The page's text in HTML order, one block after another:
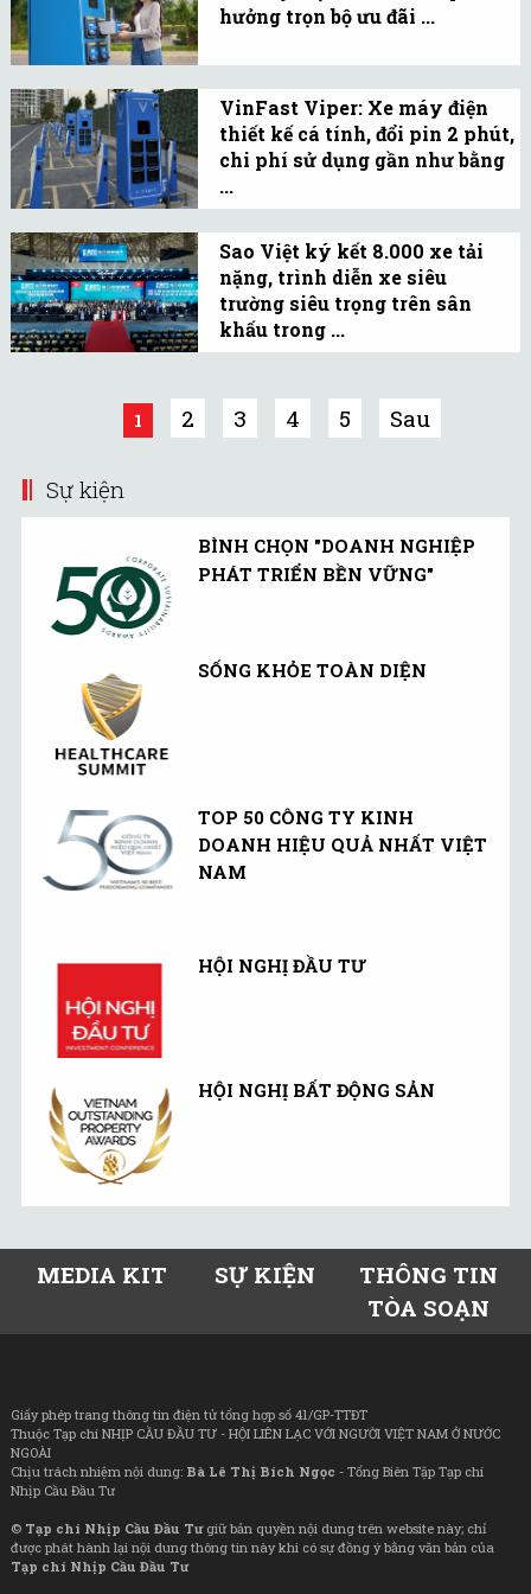
“tiềm năng” sang ngành
hưởng trọn bộ ưu đãi ...
điểm nhờ diện mạo cá
tính, năng động và đậm
chất thể thao.
VinFast Viper: Xe máy điện
thiết kế cá tính, đổi pin 2 phút,
chi phí sử dụng gần như bằng
...
Sự xuất hiện của VinFast
Viper đang mang đến một
lựa chọn mới với phong
cách hiện đại, cá tính
hơn.
Sao Việt ký kết 8.000 xe tải
nặng, trình diễn xe siêu
trường siêu trọng trên sân
khấu trong ...
Triển lãm trình diễn
phương tiện và các thỏa
thuận hợp tác chiến lược
1 2 3 4 5 Sau
Sự kiện
BÌNH CHỌN "DOANH NGHIỆP
PHÁT TRIỂN BỀN VỮNG"
SỐNG KHỎE TOÀN DIỆN
TOP 50 CÔNG TY KINH
DOANH HIỆU QUẢ NHẤT VIỆT
NAM
HỘI NGHỊ ĐẦU TƯ
HỘI NGHỊ BẤT ĐỘNG SẢN
MEDIA KIT SỰ KIỆN
THÔNG TIN
TÒA SOẠN
Giấy phép trang thông tin điện tử tổng hợp số 41/GP-TTĐT
Thuộc Tạp chí NHỊP CẦU ĐẦU TƯ - HỘI LIÊN LẠC VỚI NGƯỜI VIỆT NAM Ở NƯỚC
NGOÀI
Chịu trách nhiệm nội dung: Bà Lê Thị Bích Ngọc - Tổng Biên Tập Tạp chí
Nhịp Cầu Đầu Tư
© Tạp chí Nhịp Cầu Đầu Tưgiữ bản quyền nội dung trên website này; chỉ
được phát hành lại nội dung thông tin này khi có sự đồng ý bằng văn bản của
Tạp chí Nhịp Cầu Đầu Tư